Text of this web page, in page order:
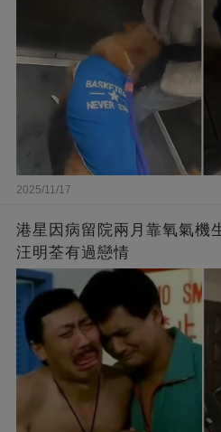
2025/11/17
港星因病留院兩月靠氧氣機
汪明荃有過戀情